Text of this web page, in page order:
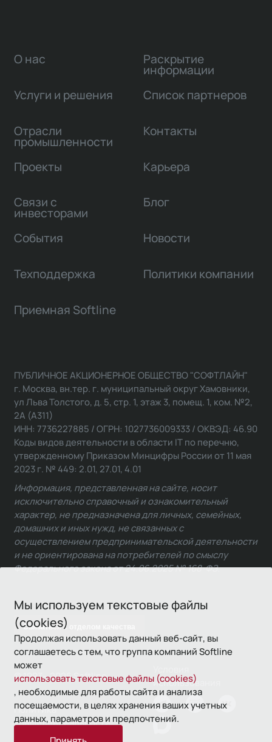
Мы используем текстовые файлы
(cookies)
Продолжая использовать данный веб-сайт, вы
соглашаетесь с тем, что группа компаний Softline
может
использовать текстовые файлы (cookies)
, необходимые для работы сайта и анализа
посещаемости, в целях хранения ваших учетных
данных, параметров и предпочтений.
О нас
Услуги и решения
Отрасли
промышленности
Проекты
Связи с
инвесторами
Раскрытие
информации
Список партнеров
Контакты
Карьера
Блог
События Новости
Техподдержка Политики компании
Приемная Softline
Связаться с отделом качества
ПУБЛИЧНОЕ АКЦИОНЕРНОЕ ОБЩЕСТВО "СОФТЛАЙН"
г. Москва, вн.тер. г. муниципальный округ Хамовники,
ул Льва Толстого, д. 5, стр. 1, этаж 3, помещ. 1, ком. №2,
2А (А311)
ИНН: 7736227885 / ОГРН: 1027736009333 / ОКВЭД: 46.90
Коды видов деятельности в области IT по перечню,
утвержденному Приказом Минцифры России от 11 мая
2023 г. № 449: 2.01, 27.01, 4.01
Информация, представленная на сайте, носит
исключительно справочный и ознакомительный
характер, не предназначена для личных, семейных,
домашних и иных нужд, не связанных с
осуществлением предпринимательской деятельности
и не ориентирована на потребителей по смыслу
Федерального закона от 24.06.2025 № 168-ФЗ.
© 1993—2026 Softline
использования
Политика
конфиденциальности